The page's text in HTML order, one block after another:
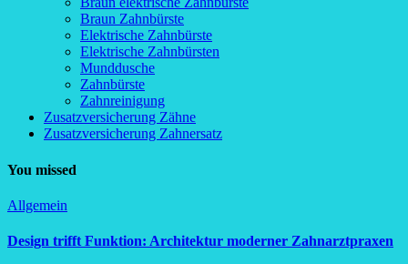
Braun Zahnbürste
Elektrische Zahnbürste
Elektrische Zahnbürsten
Munddusche
Zahnbürste
Zahnreinigung
Zusatzversicherung Zähne
Zusatzversicherung Zahnersatz
You missed
Allgemein
Design trifft Funktion: Architektur moderner Zahnarztpraxen